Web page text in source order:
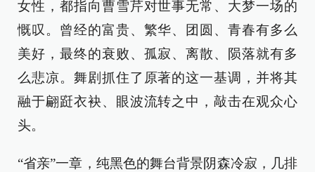
女性，都指向曹雪芹对世事无常、大梦一场的
慨叹。曾经的富贵、繁华、团圆、青春有多么
美好，最终的衰败、孤寂、离散、陨落就有多
么悲凉。舞剧抓住了原著的这一基调，并将其
融于翩跹衣袂、眼波流转之中，敲击在观众心
头。
“省亲”一章，纯黑色的舞台背景阴森冷寂，几排